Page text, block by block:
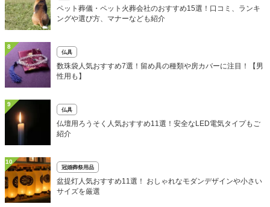
ペット葬儀・ペット火葬会社のおすすめ15選！口コミ、ランキ
ングや選び方、マナーなども紹介
8
仏具
数珠袋人気おすすめ7選！留め具の種類や房カバーに注目！【男
性用も】
9
仏具
仏壇用ろうそく人気おすすめ11選！安全なLED電気タイプもご
紹介
10
冠婚葬祭用品
盆提灯人気おすすめ11選！ おしゃれなモダンデザインや小さい
サイズを厳選